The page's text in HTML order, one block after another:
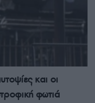
και οι
φωτιά